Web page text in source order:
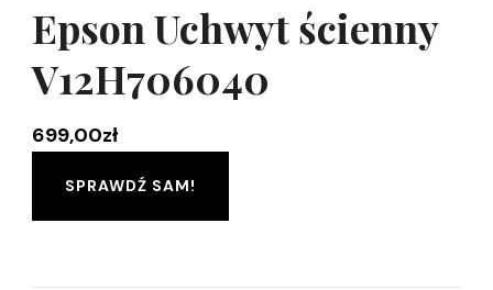
Epson Uchwyt ścienny
V12H706040
699,00zł
SPRAWDŹ SAM!